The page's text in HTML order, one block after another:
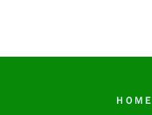
ＨＯＭＥ